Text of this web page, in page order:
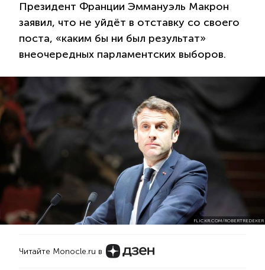
Президент Франции Эммануэль Макрон
заявил, что не уйдёт в отставку со своего
поста, «каким бы ни был результат»
внеочередных парламентских выборов.
FLICKR.COM/ROBERTREDEKER
Читайте Monocle.ru в